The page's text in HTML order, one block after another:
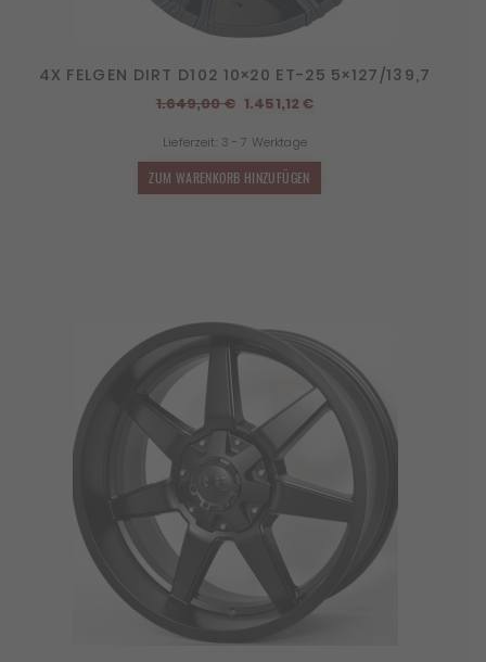
4X FELGEN DIRT D102 10×20 ET-25 5×127/139,7
1.649,00€ Ursprünglicher
war:
1.649,00 €
1.451,12€Aktueller
Lieferzeit: 3 - 7 Werktage
ZUM WARENKORB HINZUFÜGEN